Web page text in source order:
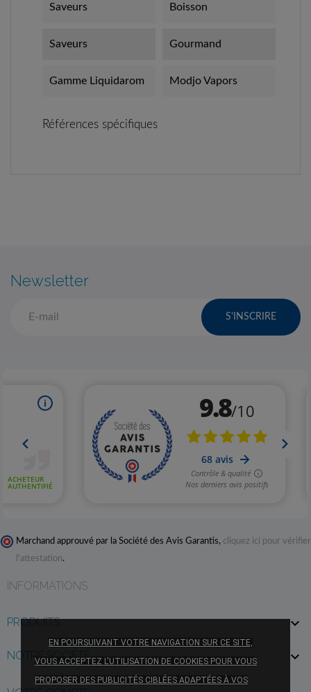
Saveurs Boisson
Saveurs Gourmand
Gamme Liquidarom Modjo Vapors
Références spécifiques
Newsletter
S'INSCRIRE
Marchand approuvé par la Société des Avis Garantis, cliquez ici pour vérifier
l'attestation.
INFORMATIONS
PRODUITS 
NOTRE SOCIÉTÉ 
EN POURSUIVANT VOTRE NAVIGATION SUR CE SITE,
VOUS ACCEPTEZ L'UTILISATION DE COOKIES POUR VOUS
PROPOSER DES PUBLICITÉS CIBLÉES ADAPTÉES À VOS